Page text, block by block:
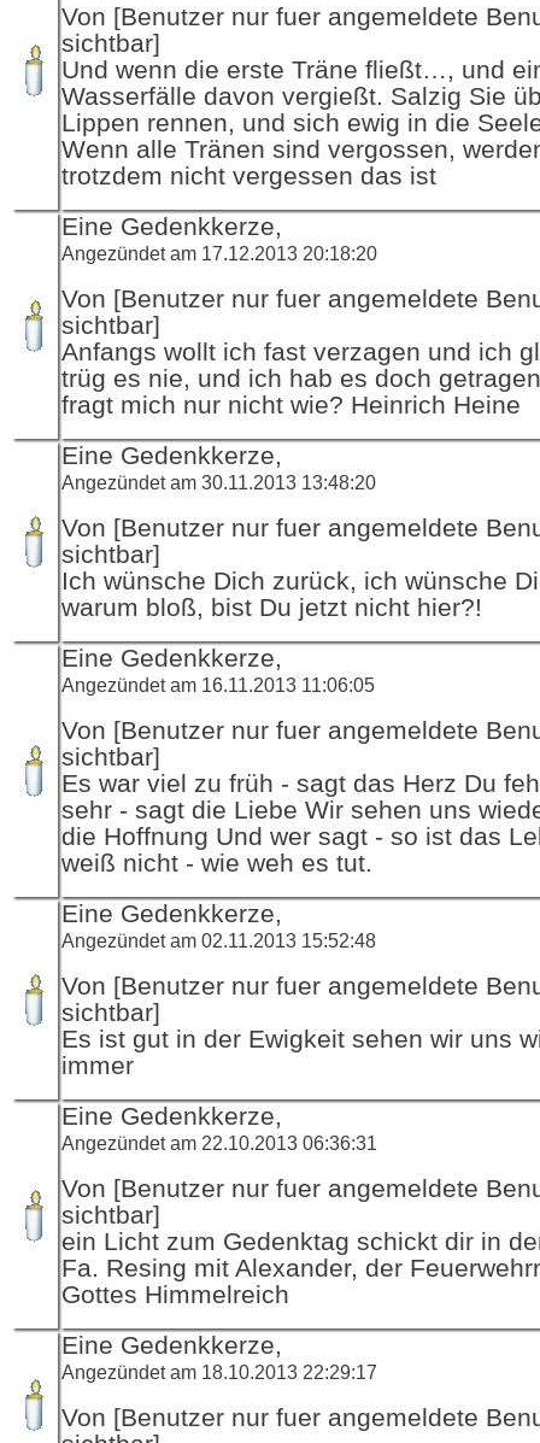
Von [Benutzer nur fuer angemeldete
sichtbar]
Und wenn die erste Träne fließt…, und
Wasserfälle davon vergießt. Salzig Sie
Lippen rennen, und sich ewig in die
Wenn alle Tränen sind vergossen,
trotzdem nicht vergessen das ist
Eine Gedenkkerze,
Angezündet am 17.12.2013 20:18:20
Von [Benutzer nur fuer angemeldete
sichtbar]
Anfangs wollt ich fast verzagen und ich
trüg es nie, und ich hab es doch
fragt mich nur nicht wie? Heinrich Heine
Eine Gedenkkerze,
Angezündet am 30.11.2013 13:48:20
Von [Benutzer nur fuer angemeldete
sichtbar]
Ich wünsche Dich zurück, ich wünsche
warum bloß, bist Du jetzt nicht hier?!
Eine Gedenkkerze,
Angezündet am 16.11.2013 11:06:05
Von [Benutzer nur fuer angemeldete
sichtbar]
Es war viel zu früh - sagt das Herz Du
sehr - sagt die Liebe Wir sehen uns
die Hoffnung Und wer sagt - so ist das
weiß nicht - wie weh es tut.
Eine Gedenkkerze,
Angezündet am 02.11.2013 15:52:48
Von [Benutzer nur fuer angemeldete
sichtbar]
Es ist gut in der Ewigkeit sehen wir uns
immer
Eine Gedenkkerze,
Angezündet am 22.10.2013 06:36:31
Von [Benutzer nur fuer angemeldete
sichtbar]
ein Licht zum Gedenktag schickt dir in
Fa. Resing mit Alexander, der
Gottes Himmelreich
Eine Gedenkkerze,
Angezündet am 18.10.2013 22:29:17
Von [Benutzer nur fuer angemeldete